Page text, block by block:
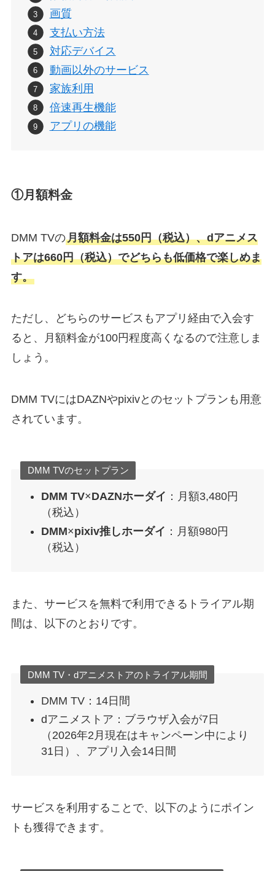
画質
支払い方法
対応デバイス
動画以外のサービス
家族利用
倍速再生機能
アプリの機能
①月額料金
DMM TVの月額料金は550円（税込）、dアニメス
トアは660円（税込）でどちらも低価格で楽しめま
す。
ただし、どちらのサービスもアプリ経由で入会す
ると、月額料金が100円程度高くなるので注意しま
しょう。
DMM TVにはDAZNやpixivとのセットプランも用意
されています。
DMM TVのセットプラン
DMM TV×DAZNホーダイ ：月額3,480円
（税込）
DMM×pixiv推しホーダイ ：月額980円
（税込）
また、サービスを無料で利用できるトライアル期
間は、以下のとおりです。
DMM TV・dアニメストアのトライアル期間
DMM TV：14日間
dアニメストア：ブラウザ入会が7日
（2026年2月現在はキャンペーン中により
31日）、アプリ入会14日間
サービスを利用することで、以下のようにポイン
トも獲得できます。